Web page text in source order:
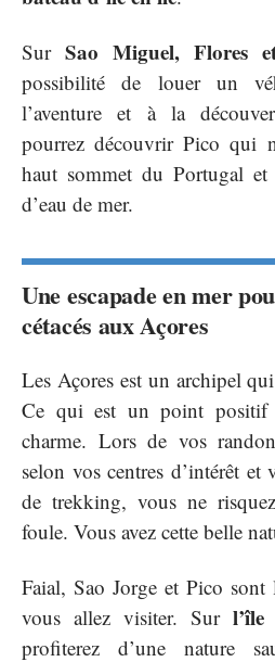
Sur Sao Miguel, Flores
possibilité de louer un
l’aventure et à la
pourrez découvrir Pico qui
haut sommet du Portugal et
d’eau de mer.
Une escapade en mer
cétacés aux Açores
Les Açores est un archipel
Ce qui est un point
charme. Lors de vos
selon vos centres d’intérêt et
de trekking, vous ne
foule. Vous avez cette belle
Faial, Sao Jorge et Pico
vous allez visiter. Sur
profiterez d’une nature